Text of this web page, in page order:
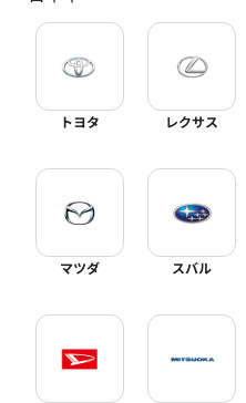
トヨタ レクサス
マツダ スバル